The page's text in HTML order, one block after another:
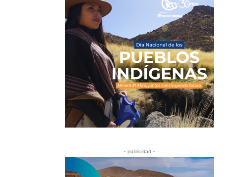
- publicidad -